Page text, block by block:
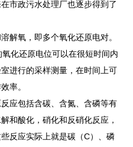
市政污水处理厂也逐步得到了
解氧，即多个氧化还原电对。
化还原电位可以在很短时间内
进行的采样测量，在时间上可
率。
应包括含碳、含氮、含磷等有
和酸化，硝化和反硝化反应，
反应实际上就是碳（C）、磷